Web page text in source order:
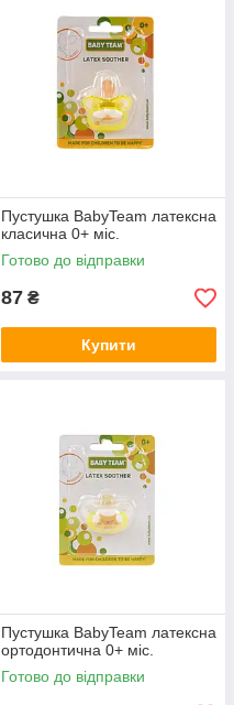
Пустушка BabyTeam латексна
класична 0+ міс.
Готово до відправки
87 ₴
Купити
Пустушка BabyTeam латексна
ортодонтична 0+ міс.
Готово до відправки